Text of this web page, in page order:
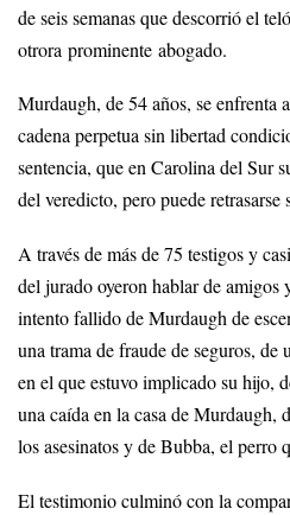
de seis semanas que descorrió el
otrora prominente abogado.
Murdaugh, de 54 años, se enfrenta
cadena perpetua sin libertad
sentencia, que en Carolina del Sur
del veredicto, pero puede
A través de más de 75 testigos y
del jurado oyeron hablar de amigos
intento fallido de Murdaugh de
una trama de fraude de seguros, de
en el que estuvo implicado su hijo,
una caída en la casa de Murdaugh,
los asesinatos y de Bubba, el perro
El testimonio culminó con la